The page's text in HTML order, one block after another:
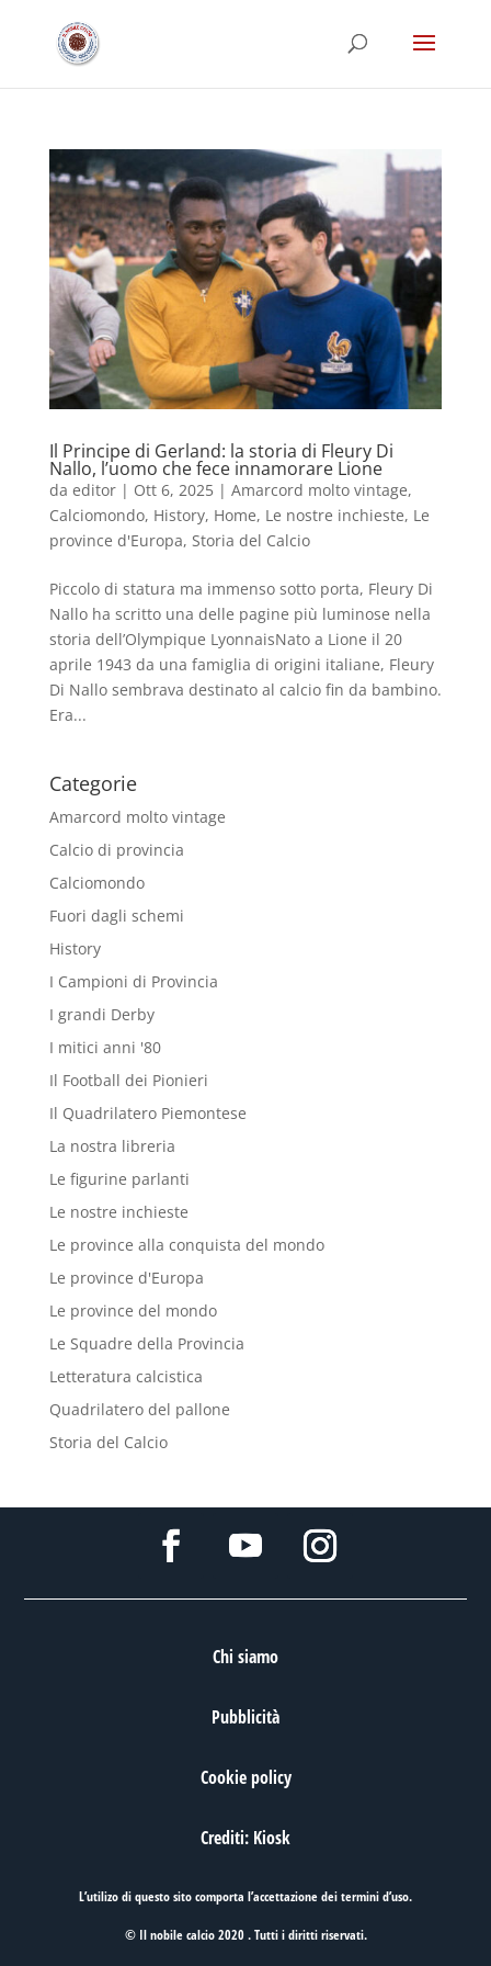
Il Principe di Gerland: la storia di Fleury Di
Nallo, l’uomo che fece innamorare Lione
da editor| Ott 6, 2025| Amarcord molto vintage,
Calciomondo, History, Home, Le nostre inchieste, Le
province d'Europa, Storia del Calcio
Piccolo di statura ma immenso sotto porta, Fleury Di
Nallo ha scritto una delle pagine più luminose nella
storia dell’Olympique LyonnaisNato a Lione il 20
aprile 1943 da una famiglia di origini italiane, Fleury
Di Nallo sembrava destinato al calcio fin da bambino.
Era...
Categorie
Amarcord molto vintage
Calcio di provincia
Calciomondo
Fuori dagli schemi
History
I Campioni di Provincia
I grandi Derby
I mitici anni '80
Il Football dei Pionieri
Il Quadrilatero Piemontese
La nostra libreria
Le figurine parlanti
Le nostre inchieste
Le province alla conquista del mondo
Le province d'Europa
Le province del mondo
Le Squadre della Provincia
Letteratura calcistica
Quadrilatero del pallone
Storia del Calcio
Chi siamo
Pubblicità
Cookie policy
Crediti: Kiosk
L’utilizo di questo sito comporta l’accettazione deitermini d’uso.
© Il nobile calcio 2020 . Tutti i diritti riservati.